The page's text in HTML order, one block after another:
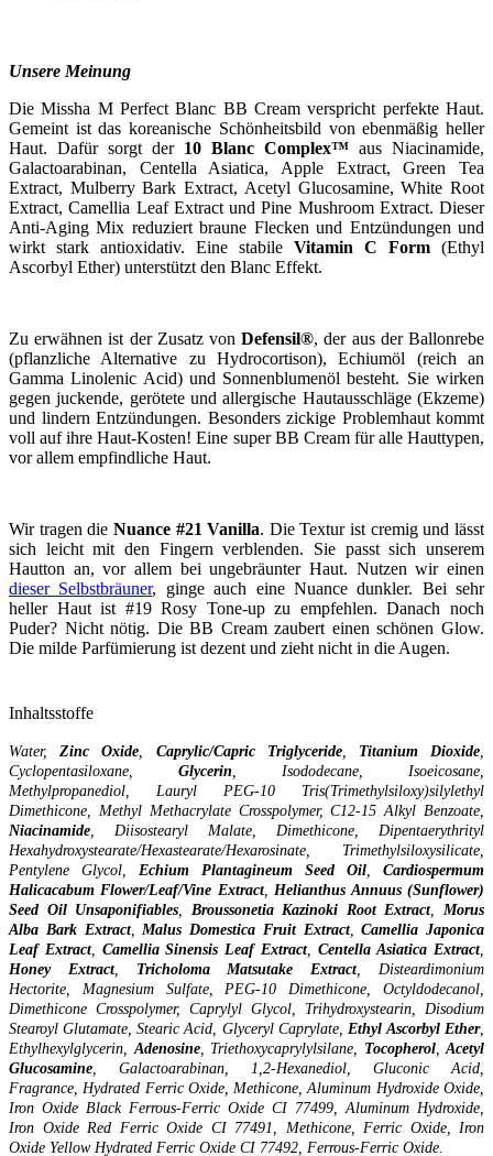
Unsere Meinung
Die Missha M Perfect Blanc BB Cream verspricht perfekte Haut.
Gemeint ist das koreanische Schönheitsbild von ebenmäßig heller
Haut. Dafür sorgt der 10 Blanc Complex™ aus Niacinamide,
Galactoarabinan, Centella Asiatica, Apple Extract, Green Tea
Extract, Mulberry Bark Extract, Acetyl Glucosamine, White Root
Extract, Camellia Leaf Extract und Pine Mushroom Extract. Dieser
Anti-Aging Mix reduziert braune Flecken und Entzündungen und
wirkt stark antioxidativ. Eine stabile Vitamin C Form (Ethyl
Ascorbyl Ether) unterstützt den Blanc Effekt.
Zu erwähnen ist der Zusatz vonDefensil®, der aus der Ballonrebe
(pflanzliche Alternative zu Hydrocortison), Echiumöl (reich an
Gamma Linolenic Acid) und Sonnenblumenöl besteht. Sie wirken
gegen juckende, gerötete und allergische Hautausschläge (Ekzeme)
und lindern Entzündungen. Besonders zickige Problemhaut kommt
voll auf ihre Haut-Kosten! Eine super BB Cream für alle Hauttypen,
vor allem empfindliche Haut.
Wir tragen die Nuance #21 Vanilla. Die Textur ist cremig und lässt
sich leicht mit den Fingern verblenden. Sie passt sich unserem
Hautton an, vor allem bei ungebräunter Haut. Nutzen wir einen
dieser Selbstbräuner, ginge auch eine Nuance dunkler. Bei sehr
heller Haut ist #19 Rosy Tone-up zu empfehlen. Danach noch
Puder? Nicht nötig. Die BB Cream zaubert einen schönen Glow.
Die milde Parfümierung ist dezent und zieht nicht in die Augen.
Inhaltsstoffe
Water,Zinc Oxide, Caprylic/Capric Triglyceride, Titanium Dioxide,
Cyclopentasiloxane, Glycerin, Isododecane, Isoeicosane,
Methylpropanediol, Lauryl PEG-10 Tris(Trimethylsiloxy)silylethyl
Dimethicone, Methyl Methacrylate Crosspolymer, C12-15 Alkyl Benzoate,
Niacinamide, Diisostearyl Malate, Dimethicone, Dipentaerythrityl
Hexahydroxystearate/Hexastearate/Hexarosinate, Trimethylsiloxysilicate,
Pentylene Glycol, Echium Plantagineum Seed Oil, Cardiospermum
Halicacabum Flower/Leaf/Vine Extract,Helianthus Annuus (Sunflower)
Seed Oil Unsaponifiables, Broussonetia Kazinoki Root Extract,Morus
Alba Bark Extract,Malus Domestica Fruit Extract,Camellia Japonica
Leaf Extract, Camellia Sinensis Leaf Extract, Centella Asiatica Extract,
Honey
Extract, Tricholoma Matsutake Extract, Disteardimonium
Hectorite, Magnesium Sulfate, PEG-10 Dimethicone, Octyldodecanol,
Dimethicone Crosspolymer, Caprylyl Glycol, Trihydroxystearin, Disodium
Stearoyl Glutamate, Stearic Acid, Glyceryl Caprylate, Ethyl Ascorbyl Ether,
Ethylhexylglycerin,Adenosine, Triethoxycaprylylsilane, Tocopherol,Acetyl
Glucosamine, Galactoarabinan, 1,2-Hexanediol, Gluconic Acid,
Fragrance, Hydrated Ferric Oxide, Methicone, Aluminum Hydroxide Oxide,
Iron Oxide Black Ferrous-Ferric Oxide CI 77499, Aluminum Hydroxide,
Iron Oxide Red Ferric Oxide CI 77491, Methicone, Ferric Oxide, Iron
Oxide Yellow Hydrated Ferric Oxide CI 77492, Ferrous-Ferric Oxide.